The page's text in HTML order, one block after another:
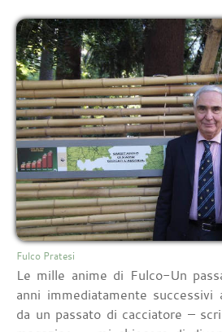
Fulco Pratesi
Le mille anime di Fulco-Un
anni immediatamente successivi
da un passato di cacciatore –